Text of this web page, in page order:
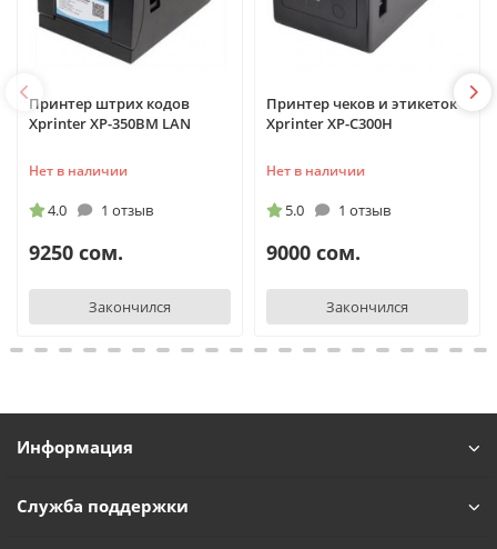
Принтер штрих кодов
Xprinter XP-350BM LAN
Нет в наличии
4.0 1 отзыв
9250 сом.
Закончился
Принтер чеков и этикеток
Xprinter XP-C300H
Нет в наличии
5.0 1 отзыв
9000 сом.
Закончился
Информация
Служба поддержки